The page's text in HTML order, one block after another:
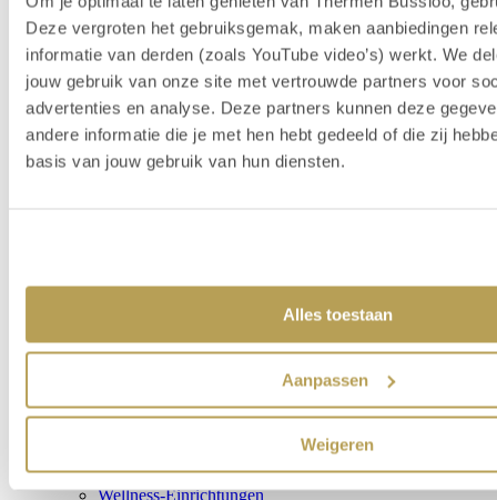
Deze vergroten het gebruiksgemak, maken aanbiedingen
informatie van derden (zoals YouTube video’s) werkt. We
jouw gebruik van onze site met vertrouwde partners voor
advertenties en analyse. Deze partners kunnen deze
andere informatie die je met hen hebt gedeeld of die zij
basis van jouw gebruik van hun diensten.
Alles toestaan
Aanpassen
Weigeren
Wellness-Resort
Wellness-Einrichtungen